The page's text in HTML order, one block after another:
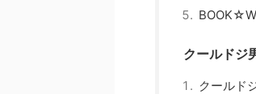
クールドジ
クールド